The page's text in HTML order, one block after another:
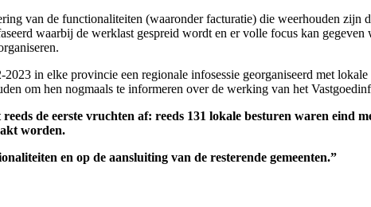
van de functionaliteiten (waaronder facturatie) die weerhouden zijn
waarbij de werklast gespreid wordt en er volle focus kan
in elke provincie een regionale infosessie georganiseerd met
om hen nogmaals te informeren over de werking van het
de eerste vruchten af: reeds 131 lokale besturen waren eind
worden.
en op de aansluiting van de resterende gemeenten.”